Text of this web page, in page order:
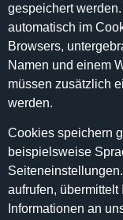
gespeichert
automatisch im
Browsers,
Namen und einem
müssen zusätzlich
werden.
Cookies speichern
beispielsweise
aufrufen, übermittelt
Informationen an